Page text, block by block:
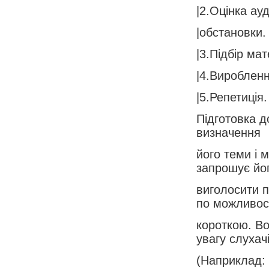
|2.Оцінка
|3.Підбір
Підготовка
визначення
його теми і
запрошує
виголосити
по
короткою.
увагу
(Наприклад: